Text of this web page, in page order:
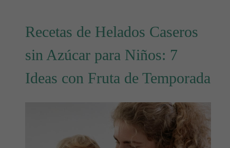
Recetas de Helados Caseros
sin Azúcar para Niños: 7
Ideas con Fruta de Temporada